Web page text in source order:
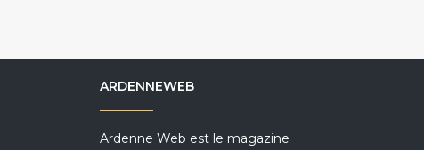
ARDENNEWEB
Ardenne Web est le magazine